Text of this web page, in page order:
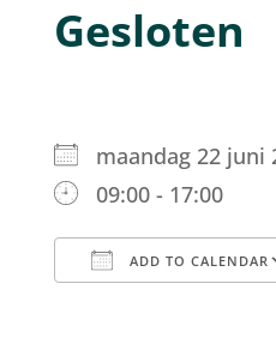
Gesloten
maandag 22
09:00 - 17:00
ADD TO CALENDAR